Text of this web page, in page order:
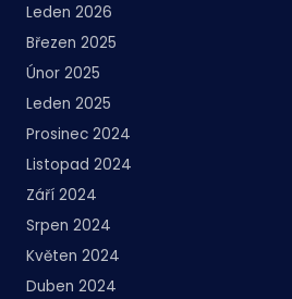
Leden 2026
Březen 2025
Únor 2025
Leden 2025
Prosinec 2024
Listopad 2024
Září 2024
Srpen 2024
Květen 2024
Duben 2024